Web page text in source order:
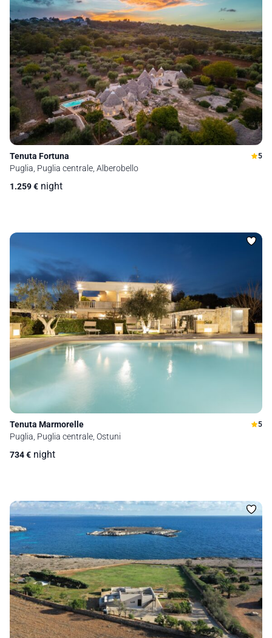
Tenuta Fortuna 5
Puglia, Puglia centrale, Alberobello
1.259€ night
Tenuta Marmorelle 5
Puglia, Puglia centrale, Ostuni
734€ night